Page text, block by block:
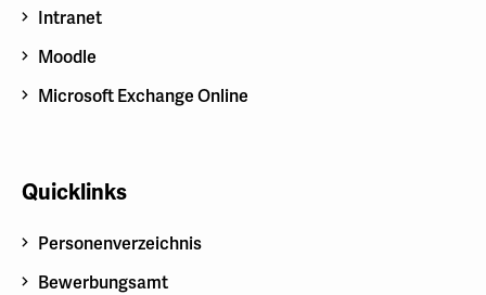
Intranet
Moodle
Microsoft Exchange Online
Quicklinks
Personenverzeichnis
Bewerbungsamt